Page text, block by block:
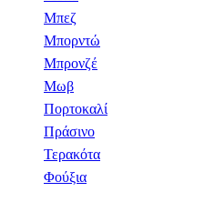
Μπεζ
Μπορντώ
Μπρονζέ
Μωβ
Πορτοκαλί
Πράσινο
Τερακότα
Φούξια